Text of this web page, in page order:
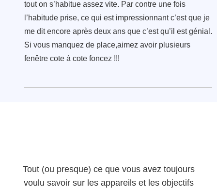
tout on s’habitue assez vite. Par contre une fois
l’habitude prise, ce qui est impressionnant c’est que je
me dit encore après deux ans que c’est qu’il est génial.
Si vous manquez de place,aimez avoir plusieurs
fenêtre cote à cote foncez !!!
Tout (ou presque) ce que vous avez toujours
voulu savoir sur les appareils et les objectifs